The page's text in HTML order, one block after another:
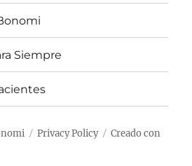
Siempre
Privacy Policy
Creado con